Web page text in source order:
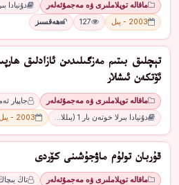
ماقالە توپلاملىرى ۋە مەجمۇئەلەر
دۇنيادا
2003 - يىل
127 ھەقسىز
تېچلىق بىتىم مەزگىلىدىن ئازادلىق
ئۆتكەن ئىشلار
ماقالە توپلاملىرى ۋە مەجمۇئەلەر
جاپپار
دۇنيادا بىرلا خوتەن بار 1 (يىللا…
2003 - يىل
قۇربان تولۇم ماۋجۇشىنى كۆردى
ماقالە توپلاملىرى ۋە مەجمۇئەلەر تاڭ